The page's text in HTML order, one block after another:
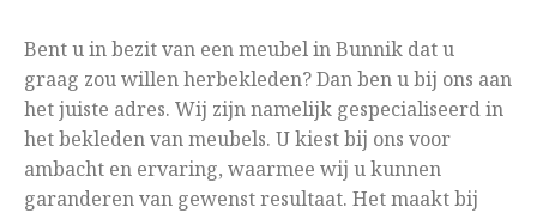
Bent u in bezit van een meubel in Bunnik dat u
graag zou willen herbekleden? Dan ben u bij ons aan
het juiste adres. Wij zijn namelijk gespecialiseerd in
het bekleden van meubels. U kiest bij ons voor
ambacht en ervaring, waarmee wij u kunnen
garanderen van gewenst resultaat. Het maakt bij